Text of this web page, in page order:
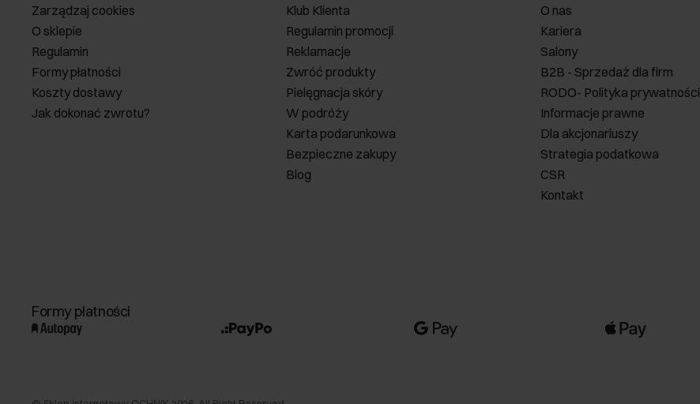
Zarządzaj cookies
O sklepie
Regulamin
Formy płatności
Koszty dostawy
Jak dokonać zwrotu?
Klub Klienta
Regulamin promocji
Reklamacje
Zwróć produkty
Pielęgnacja skóry
W podróży
Karta podarunkowa
Bezpieczne zakupy
Blog
O nas
Kariera
Salony
B2B - Sprzedaż dla firm
RODO- Polityka prywatności
Informacje prawne
Dla akcjonariuszy
Strategia podatkowa
CSR
Kontakt
Formy płatności